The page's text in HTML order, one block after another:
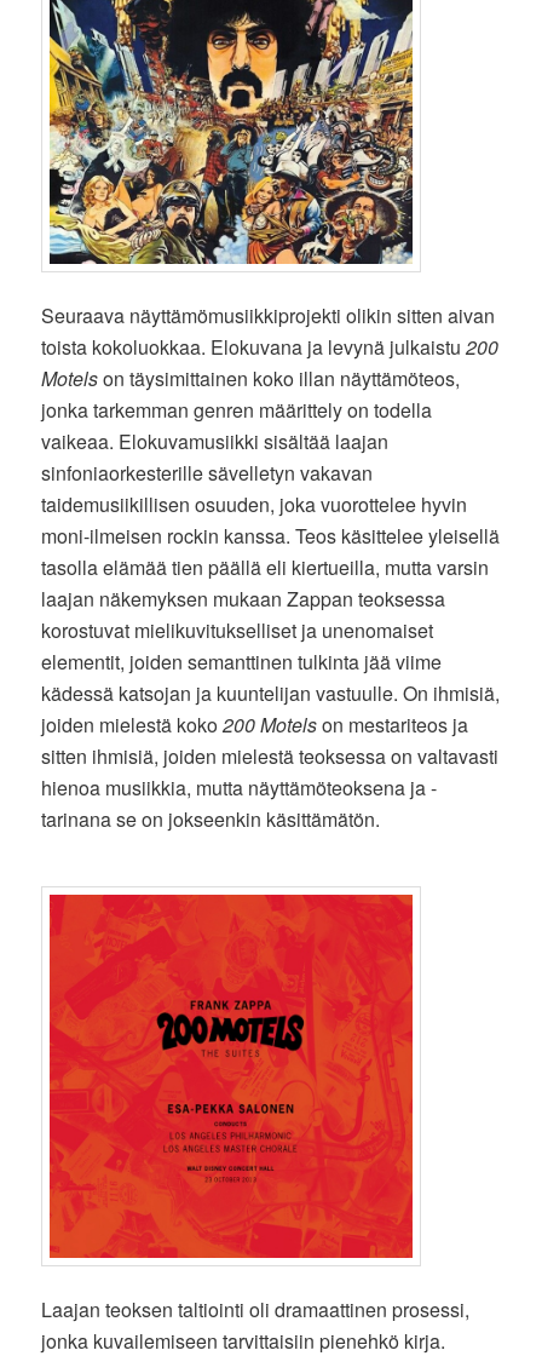
Seuraava näyttämömusiikkiprojekti olikin sitten aivan
toista kokoluokkaa. Elokuvana ja levynä julkaistu200
Motelson täysimittainen koko illan näyttämöteos,
jonka tarkemman genren määrittely on todella
vaikeaa. Elokuvamusiikki sisältää laajan
sinfoniaorkesterille sävelletyn vakavan
taidemusiikillisen osuuden, joka vuorottelee hyvin
moni-ilmeisen rockin kanssa. Teos käsittelee yleisellä
tasolla elämää tien päällä eli kiertueilla, mutta varsin
laajan näkemyksen mukaan Zappan teoksessa
korostuvat mielikuvitukselliset ja unenomaiset
elementit, joiden semanttinen tulkinta jää viime
kädessä katsojan ja kuuntelijan vastuulle. On ihmisiä,
joiden mielestä koko200 Motelson mestariteos ja
sitten ihmisiä, joiden mielestä teoksessa on valtavasti
hienoa musiikkia, mutta näyttämöteoksena ja -
tarinana se on jokseenkin käsittämätön.
Laajan teoksen taltiointi oli dramaattinen prosessi,
jonka kuvailemiseen tarvittaisiin pienehkö kirja.